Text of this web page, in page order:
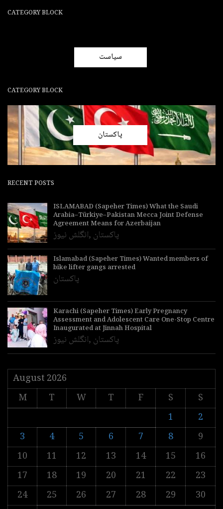
CATEGORY BLOCK
سیاست
CATEGORY BLOCK
پاکستان
RECENT POSTS
ISLAMABAD (Sapeher Times) What the Saudi
Arabia–Türkiye–Pakistan Mecca Joint Defense
Agreement Means for Azerbaijan
انگلش نیوز, پاکستان
Islamabad (Sapeher Times) Wanted members of
bike lifter gangs arrested
پاکستان
Karachi (Sapeher Times) Early Pregnancy
Assessment and Adolescent Care One-Stop Centre
Inaugurated at Jinnah Hospital
انگلش نیوز, پاکستان
August 2026
M
T W T F S
S
1
2
3
4 5 6 7 8
9
10
11 12 13 14 15
16
17
18 19 20 21 22
23
24
25 26 27 28 29
30